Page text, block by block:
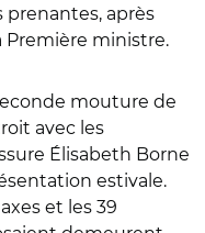
après
ministre.
mouture de
avec les
Élisabeth Borne
estivale.
et les 39